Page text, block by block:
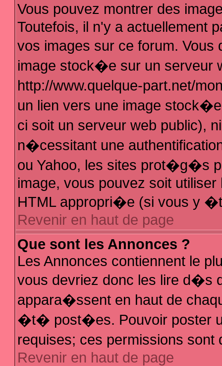
Vous pouvez montrer des
Toutefois, il n'y a actuellement
vos images sur ce forum.
image stock�e sur un serveur
http://www.quelque-part.net/
un lien vers une image
ci soit un serveur web public),
n�cessitant une
ou Yahoo, les sites prot�g�s
image, vous pouvez soit
HTML appropri�e (si vous y
Revenir en haut de page
Que sont les Annonces ?
Les Annonces contiennent le
vous devriez donc les lire d�s
appara�ssent en haut de
�t� post�es. Pouvoir poster
requises; ces permissions
Revenir en haut de page